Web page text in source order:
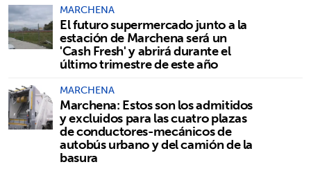
MARCHENA
El futuro supermercado junto a la
estación de Marchena será un
'Cash Fresh' y abrirá durante el
último trimestre de este año
MARCHENA
Marchena: Estos son los admitidos
y excluidos para las cuatro plazas
de conductores-mecánicos de
autobús urbano y del camión de la
basura